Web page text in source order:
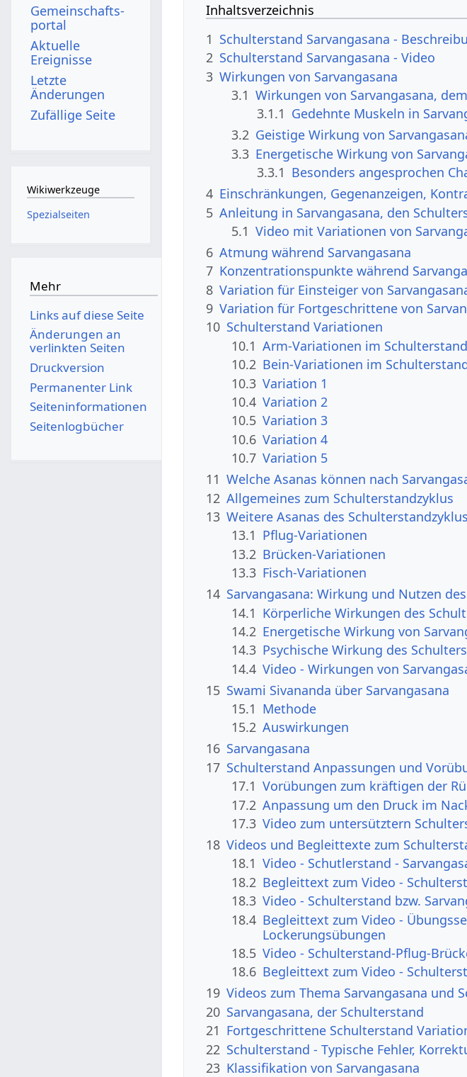
Inhaltsverzeichnis
1 Schulterstand Sarvangasana -
2 Schulterstand Sarvangasana - Video
3 Wirkungen von Sarvangasana
3.1 Wirkungen von Sarvangasana,
3.1.1 Gedehnte Muskeln in
3.2 Geistige Wirkung von
3.3 Energetische Wirkung von
3.3.1 Besonders angesprochen
4 Einschränkungen, Gegenanzeigen,
5 Anleitung in Sarvangasana, den
5.1 Video mit Variationen von
6 Atmung während Sarvangasana
7 Konzentrationspunkte während
8 Variation für Einsteiger von
9 Variation für Fortgeschrittene von
10 Schulterstand Variationen
10.1 Arm-Variationen im
10.2 Bein-Variationen im
10.3 Variation 1
10.4 Variation 2
10.5 Variation 3
10.6 Variation 4
10.7 Variation 5
11 Welche Asanas können nach
12 Allgemeines zum Schulterstandzyklus
13 Weitere Asanas des Schulterstandzyklus
13.1 Pflug-Variationen
13.2 Brücken-Variationen
13.3 Fisch-Variationen
14 Sarvangasana: Wirkung und Nutzen
14.1 Körperliche Wirkungen des
14.2 Energetische Wirkung von
14.3 Psychische Wirkung des
14.4 Video - Wirkungen von
15 Swami Sivananda über Sarvangasana
15.1 Methode
15.2 Auswirkungen
16 Sarvangasana
17 Schulterstand Anpassungen und
17.1 Vorübungen zum kräftigen der
17.2 Anpassung um den Druck im
17.3 Video zum untersütztern
18 Videos und Begleittexte zum
18.1 Video - Schutlerstand -
18.2 Begleittext zum Video -
18.3 Video - Schulterstand bzw.
18.4 Begleittext zum Video -
Lockerungsübungen
18.5 Video - Schulterstand-Pflug-
18.6 Begleittext zum Video -
19 Videos zum Thema Sarvangasana und
20 Sarvangasana, der Schulterstand
21 Fortgeschrittene Schulterstand
22 Schulterstand - Typische Fehler,
23 Klassifikation von Sarvangasana
Gemeinschafts­
portal
Aktuelle
Ereignisse
Letzte
Änderungen
Zufällige Seite
Wikiwerkzeuge
Spezialseiten
Mehr
Links auf diese Seite
Änderungen an
verlinkten Seiten
Druckversion
Permanenter Link
Seiten­­informationen
Seitenlogbücher